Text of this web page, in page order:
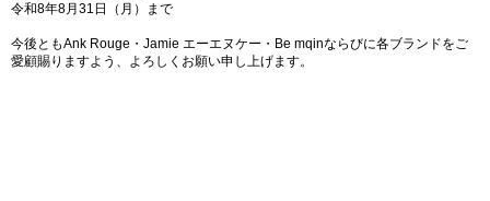
令和8年8月31日（月）まで
今後ともAnk Rouge・Jamie エーエヌケー・Be mqinならびに各ブランドをご
愛顧賜りますよう、よろしくお願い申し上げます。